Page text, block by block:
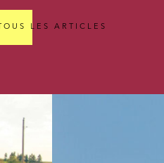
TOUS LES ARTICLES